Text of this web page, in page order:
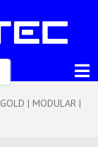
| MODULAR |